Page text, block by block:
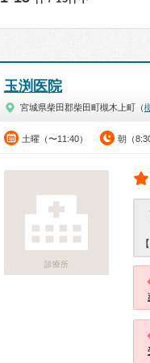
玉渕医院
宮城県柴田郡柴田町槻木上町（
土曜（〜11:40） 朝（
診療所